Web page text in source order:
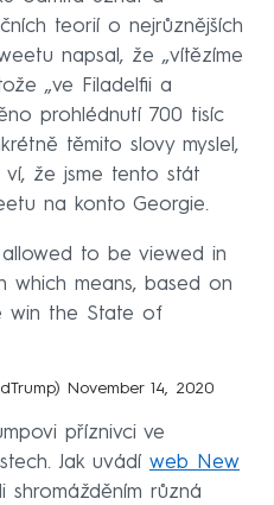
teorií o nejrůznějších
napsal, že „vítězíme
„ve Filadelfii a
prohlédnutí 700 tisíc
těmito slovy myslel,
ví, že jsme tento stát
na konto Georgie.
to be viewed in
which means, based on
win the State of
November 14, 2020
příznivci ve
Jak uvádí web New
shromážděním různá